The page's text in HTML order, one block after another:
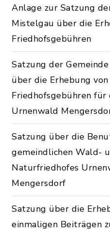
Anlage zur Satzung
Mistelgau über die
Friedhofsgebühren
Satzung der
über die Erhebung von
Friedhofsgebühren für
Urnenwald
Satzung über die
gemeindlichen Wald-
Naturfriedhofes
Mengersdorf
Satzung über die
einmaligen Beiträgen